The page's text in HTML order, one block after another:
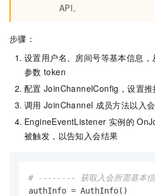
API。
步骤：
设置用户名、房间号等基本信息，
参数 token
配置 JoinChannelConfig，设置推
调用 JoinChannel 成员方法以入会
EngineEventListener 实例的
被触发，以告知入会结果
# -------- 获取入会所需基
authInfo = AuthInfo()